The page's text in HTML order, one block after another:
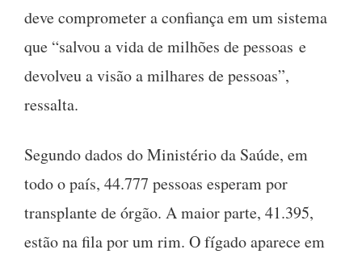
deve comprometer a confiança em um sistema
que “salvou a vida de milhões de pessoas e
devolveu a visão a milhares de pessoas”,
ressalta.
Segundo dados do Ministério da Saúde, em
todo o país, 44.777 pessoas esperam por
transplante de órgão. A maior parte, 41.395,
estão na fila por um rim. O fígado aparece em